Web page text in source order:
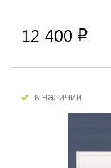
12 400 p
в наличии